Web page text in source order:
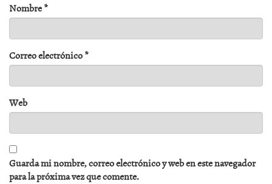
Nombre*
Correo electrónico*
Web
Guarda mi nombre, correo electrónico y web en este navegador
para la próxima vez que comente.